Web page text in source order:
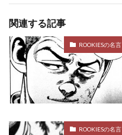
関連する記事
ROOKIESの名言
ROOKIESの名言